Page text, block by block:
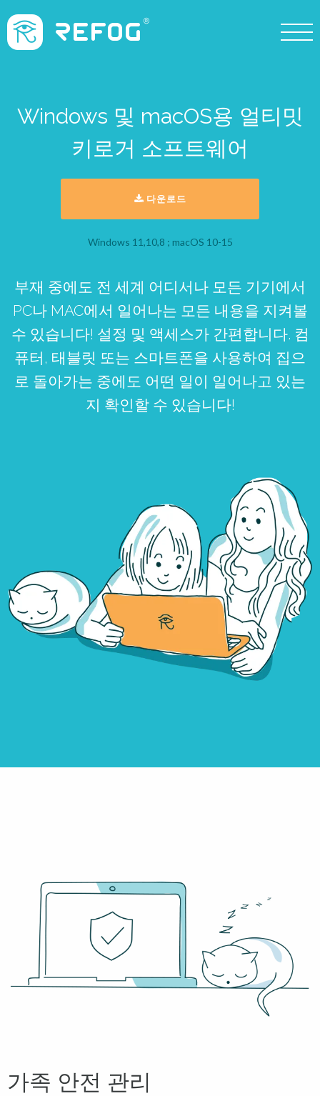
Windows 및 macOS용 얼티밋
키로거 소프트웨어
다운로드
Windows 11,10,8 ; macOS 10-15
부재 중에도 전 세계 어디서나 모든 기기에서
PC나 MAC에서 일어나는 모든 내용을 지켜볼
수 있습니다! 설정 및 액세스가 간편합니다. 컴
퓨터, 태블릿 또는 스마트폰을 사용하여 집으
로 돌아가는 중에도 어떤 일이 일어나고 있는
지 확인할 수 있습니다!
가족 안전 관리